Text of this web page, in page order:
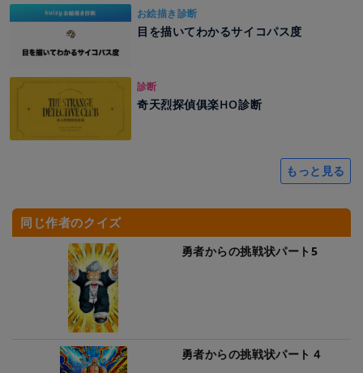
お絵描き診断
目を描いてわかるサイコパス度
診断
奇天烈探偵俱楽HO診断
もっと見る
同じ作者のクイズ
勇者からの挑戦状パート5
勇者からの挑戦状パート４